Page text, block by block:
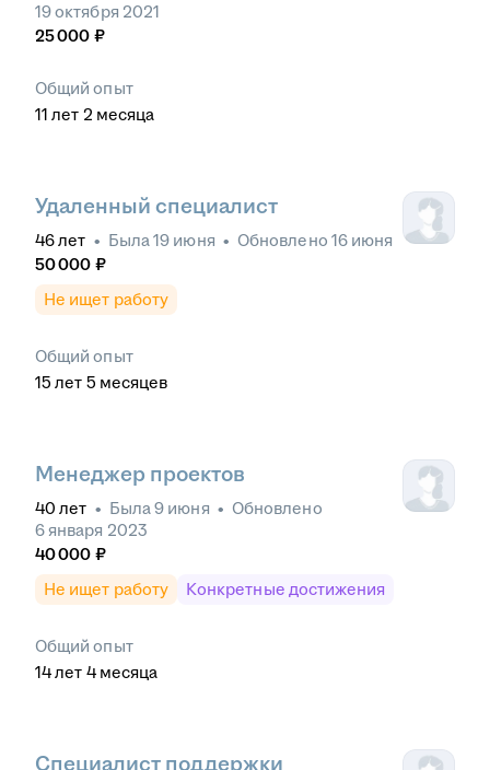
19 октября 2021
25 000 ₽
Общий опыт
11 лет 2 месяца
Удаленный специалист
46лет • Была19 июня • Обновлено 16 июня
50 000 ₽
Не ищет работу
Общий опыт
15 лет 5 месяцев
Менеджер проектов
40 лет • Была9 июня • Обновлено
6 января 2023
40 000 ₽
Не ищет работу
Конкретные достижения
Общий опыт
14лет 4 месяца
Специалист поддержки